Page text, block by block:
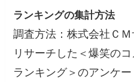
ランキングの集計方法
調査方法：株式会社Ｃ
リサーチした＜爆笑の
ランキング＞のアンケー